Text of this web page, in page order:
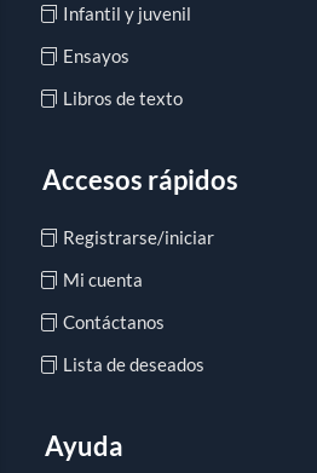
Infantil y juvenil
Ensayos
Libros de texto
Accesos rápidos
Registrarse/iniciar
Mi cuenta
Contáctanos
Lista de deseados
Ayuda